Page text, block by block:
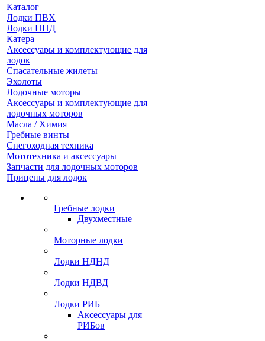
Каталог
Лодки ПВХ
Лодки ПНД
Катера
Аксессуары и комплектующие для
лодок
Спасательные жилеты
Эхолоты
Лодочные моторы
Аксессуары и комплектующие для
лодочных моторов
Масла / Химия
Гребные винты
Снегоходная техника
Мототехника и аксессуары
Запчасти для лодочных моторов
Прицепы для лодок
Гребные лодки
Двухместные
Моторные лодки
Лодки НДНД
Лодки НДВД
Лодки РИБ
Аксессуары для
РИБов